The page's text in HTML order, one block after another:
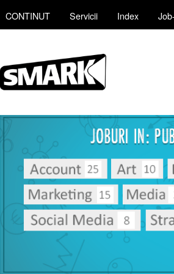
CONTINUT Servicii Index